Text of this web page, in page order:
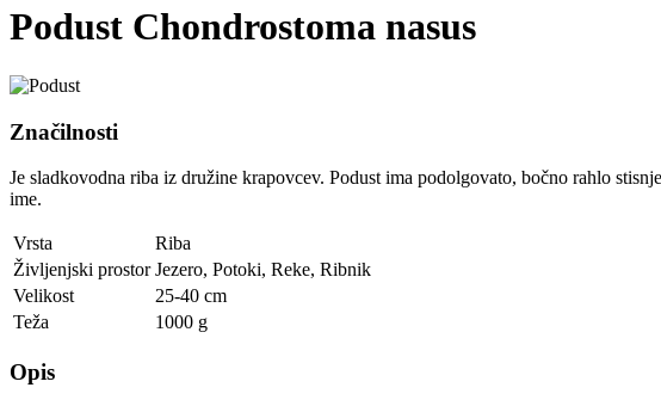
Podust Chondrostoma nasus
Značilnosti
Je sladkovodna riba iz družine krapovcev. Podust ima podolgovato, bočno rahlo
ime.
Vrsta
Riba
Življenjski prostor Jezero, Potoki, Reke, Ribnik
Velikost
25-40 cm
Teža
1000 g
Opis